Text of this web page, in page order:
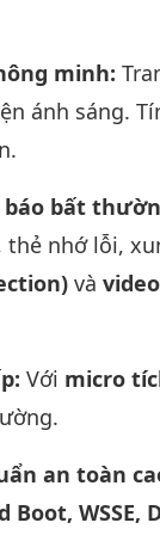
minh:
ánh sáng.
báo bất
nhớ lỗi,
và
Với micro
an toàn
Boot,